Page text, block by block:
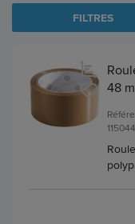
FILTRES
48
115044